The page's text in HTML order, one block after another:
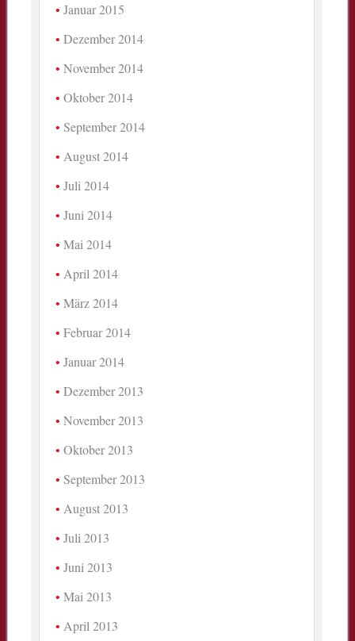
Januar 2015
Dezember 2014
November 2014
Oktober 2014
September 2014
August 2014
Juli 2014
Juni 2014
Mai 2014
April 2014
März 2014
Februar 2014
Januar 2014
Dezember 2013
November 2013
Oktober 2013
September 2013
August 2013
Juli 2013
Juni 2013
Mai 2013
April 2013